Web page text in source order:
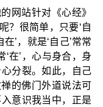
网站针对《心经》
？很简单，只要‘自
在’，就是‘自己’常常
在’，心与身合，身
分裂。如此，自己
禅的佛门外道说法可
意识我当中，正是